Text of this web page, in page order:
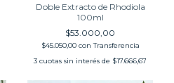
Doble Extracto de Rhodiola
100ml
$53.000,00
$45.050,00 con Transferencia
3 cuotas sin interés de $17.666,67